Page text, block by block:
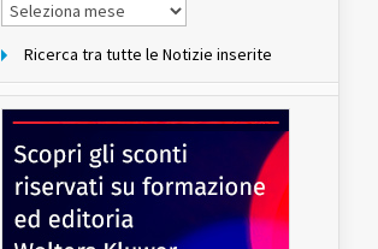
per
Ricerca tra tutte le Notizie inserite